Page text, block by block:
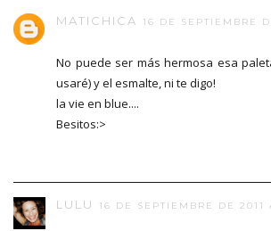
MATICHICA 16 DE SEPTIEMBRE
No puede ser más hermosa esa
usaré) y el esmalte, ni te digo!
la vie en blue....
Besitos:>
LULU 16 DE SEPTIEMBRE DE 2011